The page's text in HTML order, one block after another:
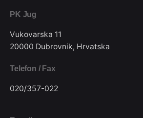
PK Jug
Vukovarska 11
20000 Dubrovnik, Hrvatska
Telefon / Fax
020/357-022